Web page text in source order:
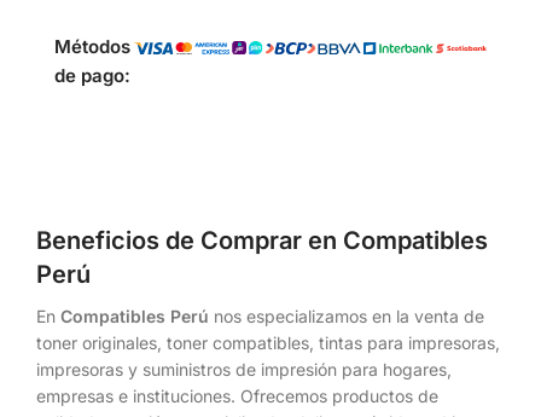
Métodos
de pago:
Beneficios de Comprar en Compatibles
Perú
En Compatibles Perú nos especializamos en la venta de
toner originales, toner compatibles, tintas para impresoras,
impresoras y suministros de impresión para hogares,
empresas e instituciones. Ofrecemos productos de